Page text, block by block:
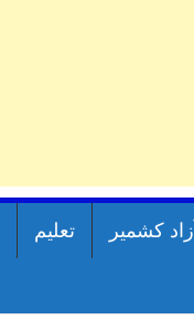
آزاد کشمیر تعلیم